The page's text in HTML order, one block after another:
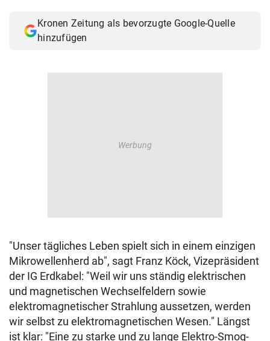
© Krone Multimedia GmbH & Co KG 2026
Muthgasse 2, 1190 Wien
Kronen Zeitung als bevorzugte Google-Quelle
hinzufügen
"Unser tägliches Leben spielt sich in einem einzigen
Mikrowellenherd ab", sagt Franz Köck, Vizepräsident
der IG Erdkabel: "Weil wir uns ständig elektrischen
und magnetischen Wechselfeldern sowie
elektromagnetischer Strahlung aussetzen, werden
wir selbst zu elektromagnetischen Wesen." Längst
ist klar: "Eine zu starke und zu lange Elektro-Smog-